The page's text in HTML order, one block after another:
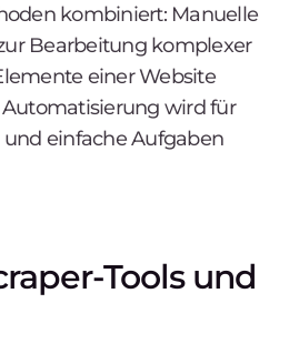
kombiniert: Manuelle
Bearbeitung komplexer
einer Website
wird für
einfache Aufgaben
Tools und